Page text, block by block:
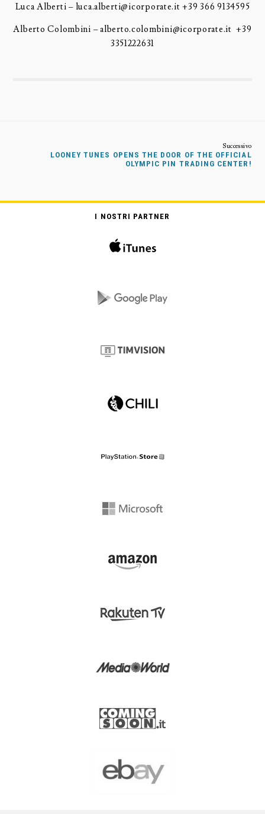
Luca Alberti – luca.alberti@icorporate.it +39 366 9134595
Alberto Colombini – alberto.colombini@icorporate.it +39
3351222631
LOONEY TUNES OPENS THE DOOR OF THE OFFICIAL
OLYMPIC PIN TRADING CENTER!
I NOSTRI PARTNER